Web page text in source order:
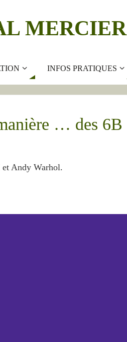
MERCIER
INFOS PRATIQUES
… des 6B
Andy Warhol.